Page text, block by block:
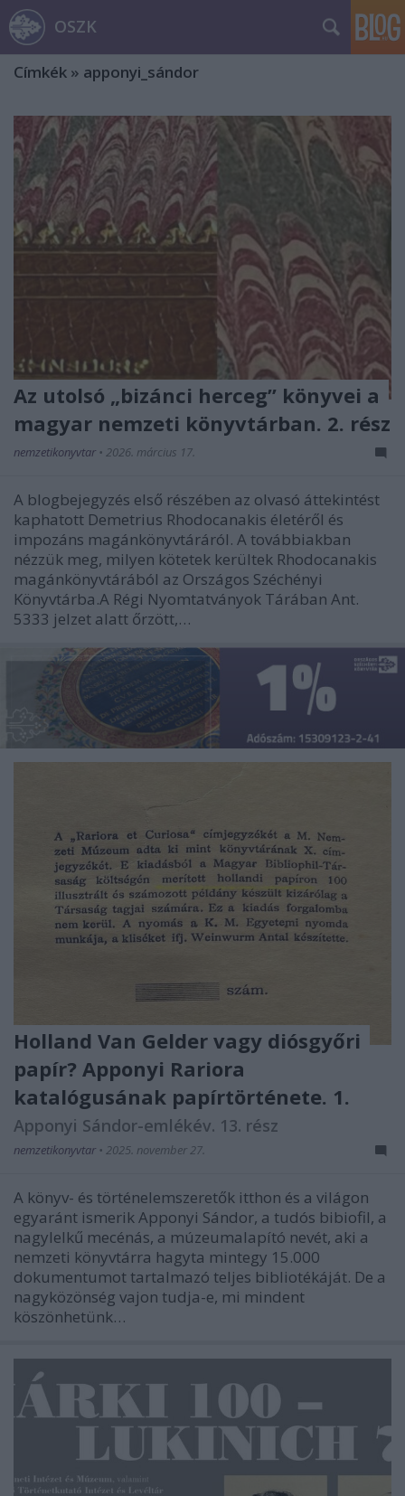
OSZK
Címkék » apponyi_sándor
Az utolsó „bizánci herceg” könyvei a
magyar nemzeti könyvtárban. 2. rész
nemzetikonyvtar • 2026. március 17.
A blogbejegyzés első részében az olvasó áttekintést
kaphatott Demetrius Rhodocanakis életéről és
impozáns magánkönyvtáráról. A továbbiakban
nézzük meg, milyen kötetek kerültek Rhodocanakis
magánkönyvtárából az Országos Széchényi
Könyvtárba.A Régi Nyomtatványok Tárában Ant.
5333 jelzet alatt őrzött,…
Holland Van Gelder vagy diósgyőri
papír? Apponyi Rariora
katalógusának papírtörténete. 1.
Apponyi Sándor-emlékév. 13. rész
nemzetikonyvtar • 2025. november 27.
A könyv- és történelemszeretők itthon és a világon
egyaránt ismerik Apponyi Sándor, a tudós bibiofil, a
nagylelkű mecénás, a múzeumalapító nevét, aki a
nemzeti könyvtárra hagyta mintegy 15.000
dokumentumot tartalmazó teljes bibliotékáját. De a
nagyközönség vajon tudja-e, mi mindent
köszönhetünk…